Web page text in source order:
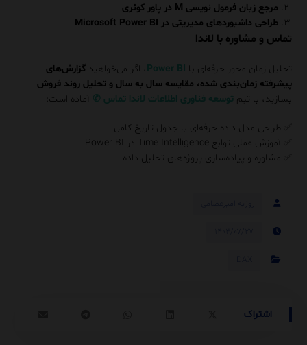
مرجع زبان فرمول نویسی M در پاور کوئری
طراحی داشبوردهای مدیریتی در Microsoft Power BI
تماس و مشاوره با لاندا
تحلیل زمان محور حرفه‌ای با Power BI، اگر می‌خواهیدگزارش‌های
پیشرفته زمان‌بندی شده، مقایسه سال به سال و تحلیل روند فروش
بسازید، با تیم توسعه فناوری اطلاعات لاندا تماس ✆ آماده است:
✅ طراحی مدل داده حرفه‌ای با جدول تاریخ کامل
✅ آموزش عملی توابع Time Intelligence در Power BI
✅ مشاوره و پیاده‌سازی پروژه‌های تحلیل داده